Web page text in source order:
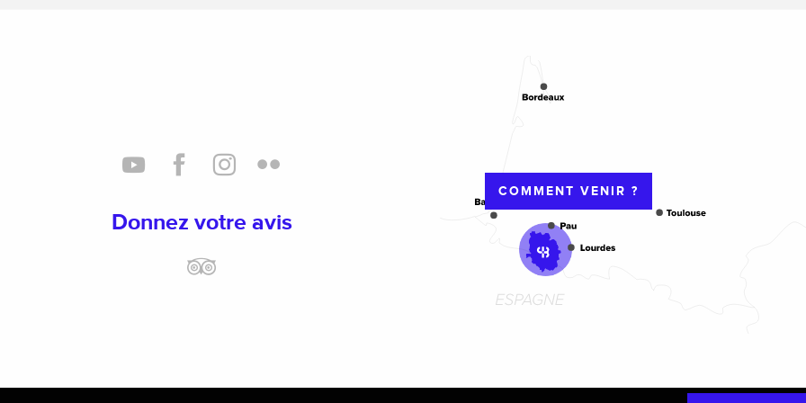
Donnez votre avis
COMMENT VENIR ?